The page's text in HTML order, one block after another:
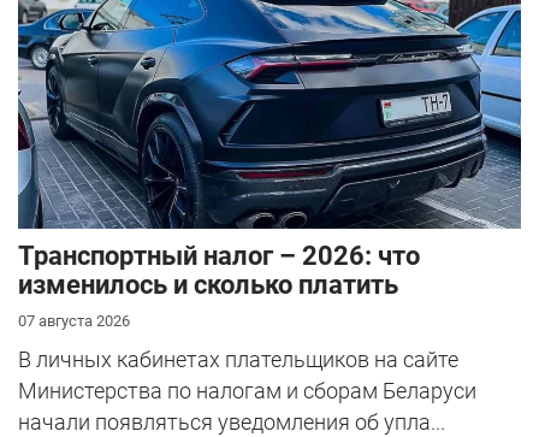
Транспортный налог – 2026: что
изменилось и сколько платить
07 августа 2026
В личных кабинетах плательщиков на сайте
Министерства по налогам и сборам Беларуси
начали появляться уведомления об упла...